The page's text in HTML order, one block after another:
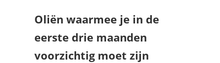
Oliën waarmee je in de
eerste drie maanden
voorzichtig moet zijn